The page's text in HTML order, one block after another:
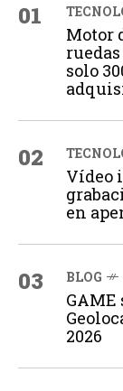
01
Motor
solo
02
Vídeo
en
03 BLOG
GAME
2026